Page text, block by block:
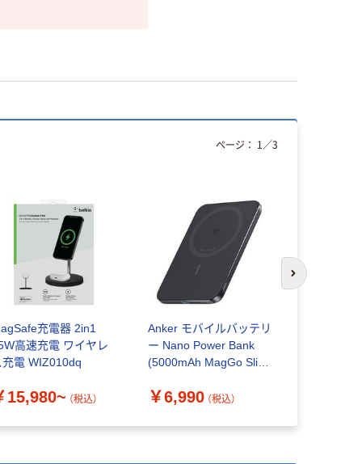
充電器 2in1
高速充電 ワイヤレ
充電 WIZ010dq
15,980~ （税込）
Anker モバイルバッテリ
ー Nano Power Bank
(5000mAh MagGo Slim)
￥6,990 （税込）
ページ： 1 ／3
次のスライド